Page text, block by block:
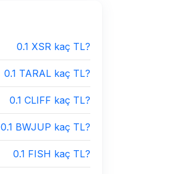
0.1 XSR kaç TL?
0.1 TARAL kaç TL?
0.1 CLIFF kaç TL?
0.1 BWJUP kaç TL?
0.1 FISH kaç TL?